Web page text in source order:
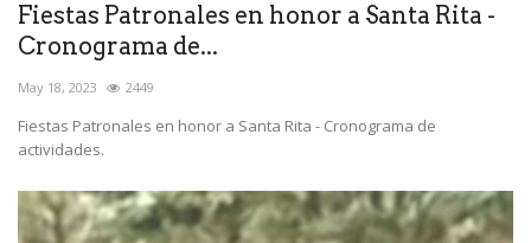
Fiestas Patronales en honor a Santa Rita -
Cronograma de...
May 18, 2023 2449
Fiestas Patronales en honor a Santa Rita - Cronograma de
actividades.